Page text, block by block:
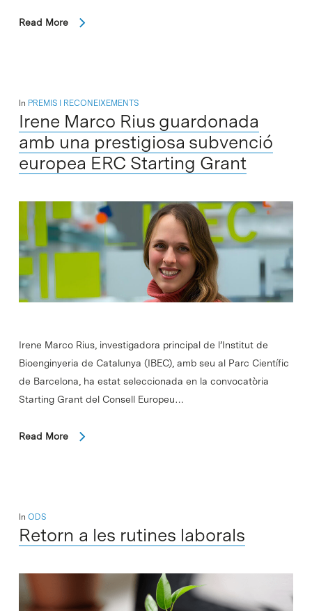
Read More
In PREMIS I RECONEIXEMENTS
Irene Marco Rius guardonada
amb una prestigiosa subvenció
europea ERC Starting Grant
Irene Marco Rius, investigadora principal de l’Institut de
Bioenginyeria de Catalunya (IBEC), amb seu al Parc Científic
de Barcelona, ha estat seleccionada en la convocatòria
Starting Grant del Consell Europeu…
Read More
In ODS
Retorn a les rutines laborals